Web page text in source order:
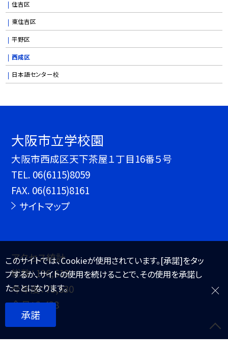
住吉区
東住吉区
平野区
西成区
日本語センター校
大阪市立学校園
大阪市西成区天下茶屋１丁目16番５号
TEL. 06(6115)8059
FAX. 06(6115)8161
サイトマップ
アクセス統計
総数：136,618
今年度：75,530
今月：2,438
本日：71
このサイトでは、Cookieが使用されています。[承諾]をタッ
プするか、サイトの使用を続けることで、その使用を承諾し
たことになります。
承諾